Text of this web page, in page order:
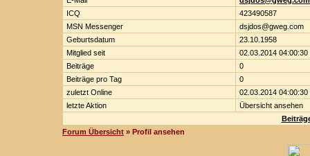
ICQ
423490587
MSN Messenger
dsjdos@gweg.com
Geburtsdatum
23.10.1958
Mitglied seit
02.03.2014 04:00:30
Beiträge
0
Beiträge pro Tag
0
zuletzt Online
02.03.2014 04:00:30
letzte Aktion
Übersicht ansehen
Forum Übersicht » Profil ansehen